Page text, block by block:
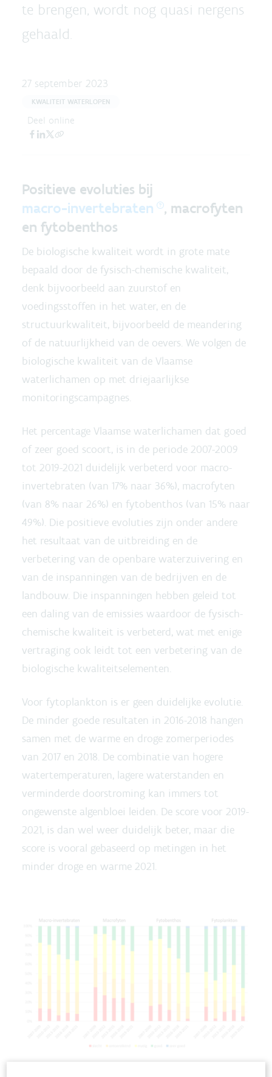
te brengen, wordt nog quasi nergens
gehaald.
27 september 2023
KWALITEIT WATERLOPEN
Deel online
Positieve evoluties bij
macro-invertebraten
, macrofyten
en fytobenthos
De biologische kwaliteit wordt in grote mate
bepaald door de fysisch-chemische kwaliteit,
denk bijvoorbeeld aan zuurstof en
voedingsstoffen in het water, en de
structuurkwaliteit, bijvoorbeeld de meandering
of de natuurlijkheid van de oevers. We volgen de
biologische kwaliteit van de Vlaamse
waterlichamen op met driejaarlijkse
monitoringscampagnes.
Het percentage Vlaamse waterlichamen dat goed
of zeer goed scoort, is in de periode 2007-2009
tot 2019-2021 duidelijk verbeterd voor macro-
invertebraten (van 17% naar 36%), macrofyten
(van 8% naar 26%) en fytobenthos (van 15% naar
49%). Die positieve evoluties zijn onder andere
het resultaat van de uitbreiding en de
verbetering van de openbare waterzuivering en
van de inspanningen van de bedrijven en de
landbouw. Die inspanningen hebben geleid tot
een daling van de emissies waardoor de fysisch-
chemische kwaliteit is verbeterd, wat met enige
vertraging ook leidt tot een verbetering van de
biologische kwaliteitselementen.
Voor fytoplankton is er geen duidelijke evolutie.
De minder goede resultaten in 2016-2018 hangen
samen met de warme en droge zomerperiodes
van 2017 en 2018. De combinatie van hogere
watertemperaturen, lagere waterstanden en
verminderde doorstroming kan immers tot
ongewenste algenbloei leiden. De score voor 2019-
2021, is dan wel weer duidelijk beter, maar die
score is vooral gebaseerd op metingen in het
minder droge en warme 2021.